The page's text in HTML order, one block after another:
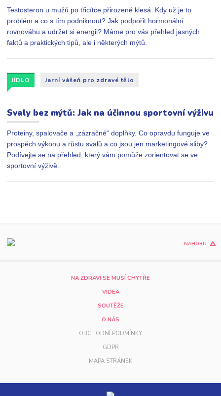
Testosteron u mužů po třicítce přirozeně klesá. Kdy už je to
problém a co s tím podniknout? Jak podpořit hormonální
rovnováhu a udržet si energii? Máme pro vás přehled jasných
faktů a praktických tipů, ale i některých mýtů.
JÍDLO Jarní vášeň pro zdravé tělo
Svaly bez mýtů: Jak na účinnou sportovní výživu
Proteiny, spalovače a „zázračné“ doplňky. Co opravdu funguje ve
prospěch výkonu a růstu svalů a co jsou jen marketingové sliby?
Podívejte se na přehled, který vám pomůže zorientovat se ve
sportovní výživě.
NAHORU
OBCHODNÍ PODMÍNKY
GDPR
MAPA STRÁNEK
NA ZDRAVÍ SE MUSÍ CHYTŘE
VIDEA
SOUTĚŽE
O NÁS